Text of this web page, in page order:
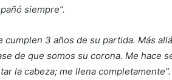
siempre”.
cumplen 3 años de su partida. Más
de que somos su corona. Me hace
la cabeza; me llena completamente”.